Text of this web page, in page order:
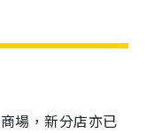
場，新分店亦已